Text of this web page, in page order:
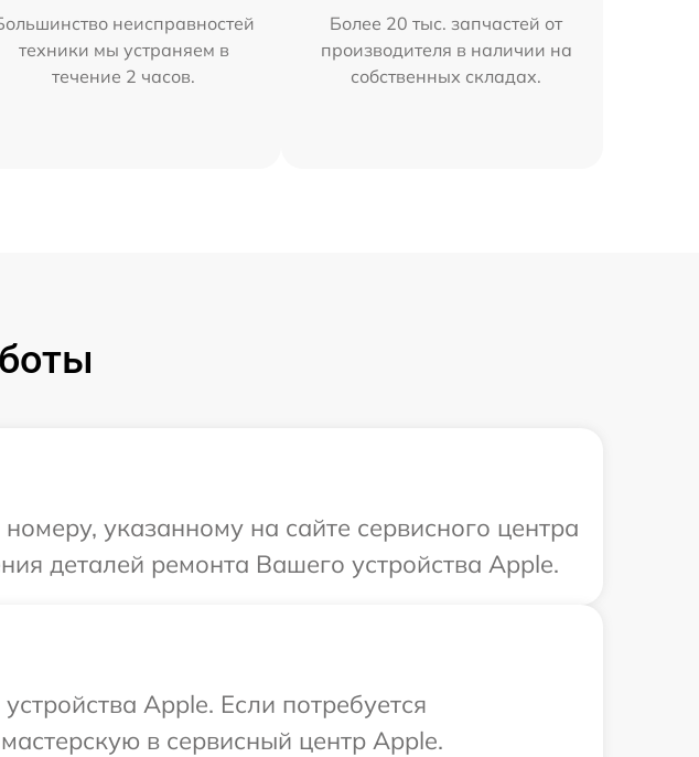
неисправностей
техники мы устраняем в
течение 2 часов.
Более 20 тыс. запчастей от
производителя в наличии на
собственных складах.
указанному на сайте сервисного центра
деталей ремонта Вашего устройства Apple.
Apple. Если потребуется
в сервисный центр Apple.